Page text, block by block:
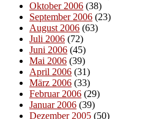
Oktober 2006 (38)
September 2006 (23)
August 2006 (63)
Juli 2006 (72)
Juni 2006 (45)
Mai 2006 (39)
April 2006 (31)
März 2006 (33)
Februar 2006 (29)
Januar 2006 (39)
Dezember 2005 (50)